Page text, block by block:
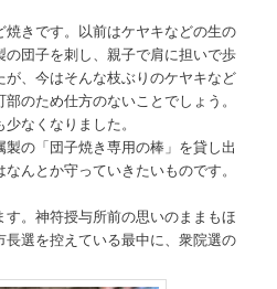
きです。以前はケヤキなどの生の
団子を刺し、親子で肩に担いで歩
、今はそんな枝ぶりのケヤキなど
のため仕方のないことでしょう。
なくなりました。
の「団子焼き専用の棒」を貸し出
んとか守っていきたいものです。
。神符授与所前の思いのままもほ
長選を控えている最中に、衆院選の